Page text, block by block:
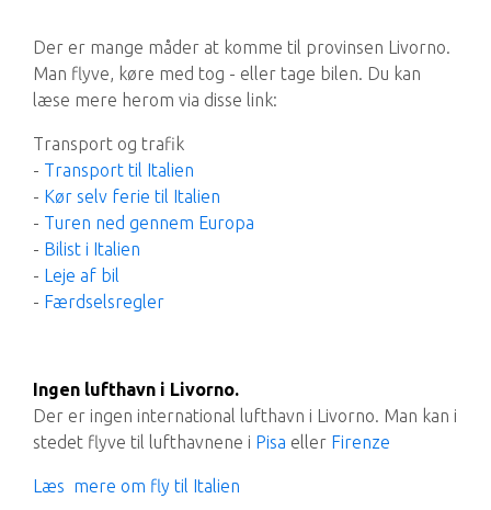
Der er mange måder at komme til provinsen Livorno.
Man flyve, køre med tog - eller tage bilen. Du kan
læse mere herom via disse link:
Transport og trafik
- Transport til Italien
- Kør selv ferie til Italien
- Turen ned gennem Europa
- Bilist i Italien
- Leje af bil
- Færdselsregler
Ingen lufthavn i Livorno.
Der er ingen international lufthavn i Livorno. Man kan i
stedet flyve til lufthavnene i Pisa eller Firenze
Læs mere om fly til Italien